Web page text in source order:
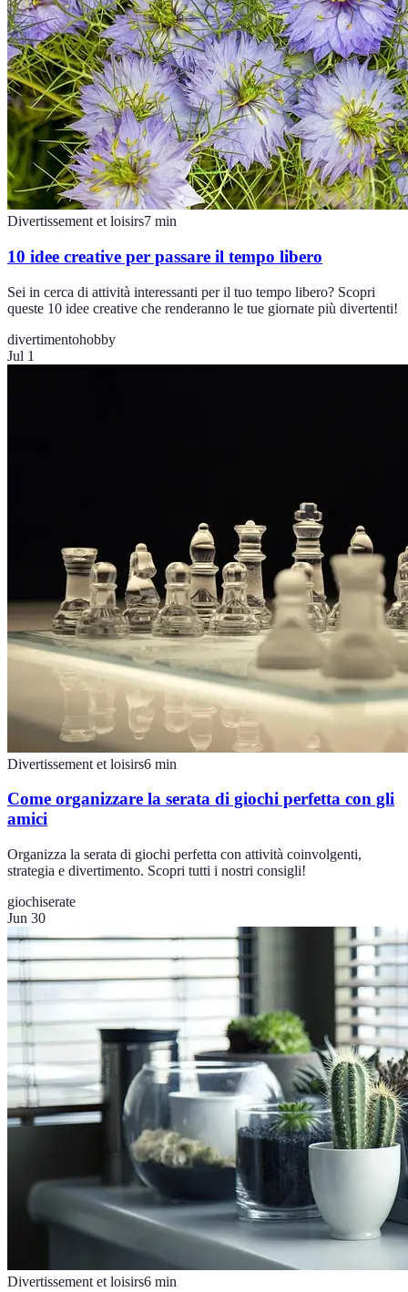
Divertissement et loisirs7 min
10 idee creative per passare il tempo libero
Sei in cerca di attività interessanti per il tuo tempo libero? Scopri
queste 10 idee creative che renderanno le tue giornate più divertenti!
divertimentohobby
Jul 1
Divertissement et loisirs6 min
Come organizzare la serata di giochi perfetta con gli
amici
Organizza la serata di giochi perfetta con attività coinvolgenti,
strategia e divertimento. Scopri tutti i nostri consigli!
giochiserate
Jun 30
Divertissement et loisirs6 min